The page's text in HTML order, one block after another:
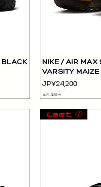
BLACK
NIKE / AIR MAX
VARSITY MAIZE
價格
JP¥24,200
已含 增值税
Last ①